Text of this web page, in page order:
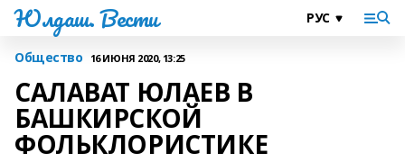
Юлдаш. Вести
Общество 16 ИЮНЯ 2020, 13:25
САЛАВАТ ЮЛАЕВ В
БАШКИРСКОЙ
ФОЛЬКЛОРИСТИКЕ